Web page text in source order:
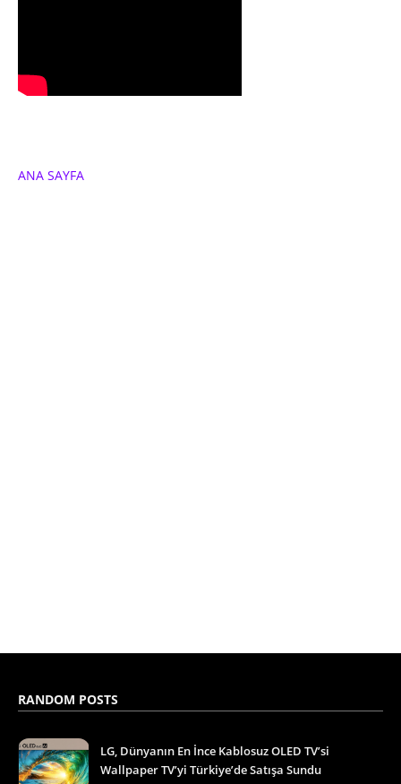
ANA SAYFA
RANDOM POSTS
LG, Dünyanın En İnce Kablosuz OLED TV’si
Wallpaper TV’yi Türkiye’de Satışa Sundu